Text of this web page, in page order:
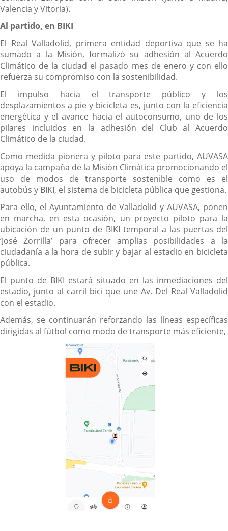
Valencia y Vitoria).
Al partido, en BIKI
El Real Valladolid, primera entidad deportiva que se ha
sumado a la Misión, formalizó su adhesión al Acuerdo
Climático de la ciudad el pasado mes de enero y con ello
refuerza su compromiso con la sostenibilidad.
El impulso hacia el transporte público y los
desplazamientos a pie y bicicleta es, junto con la eficiencia
energética y el avance hacia el autoconsumo, uno de los
pilares incluidos en la adhesión del Club al Acuerdo
Climático de la ciudad.
Como medida pionera y piloto para este partido, AUVASA
apoya la campaña de la Misión Climática promocionando el
uso de modos de transporte sostenible como es el
autobús y BIKI, el sistema de bicicleta pública que gestiona.
Para ello, el Ayuntamiento de Valladolid y AUVASA, ponen
en marcha, en esta ocasión, un proyecto piloto para la
ubicación de un punto de BIKI temporal a las puertas del
‘José Zorrilla’ para ofrecer amplias posibilidades a la
ciudadanía a la hora de subir y bajar al estadio en bicicleta
pública.
El punto de BIKI estará situado en las inmediaciones del
estadio, junto al carril bici que une Av. Del Real Valladolid
con el estadio.
Además, se continuarán reforzando las líneas específicas
dirigidas al fútbol como modo de transporte más eficiente,